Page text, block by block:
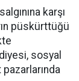
karşı
püskürttüğü
sosyal